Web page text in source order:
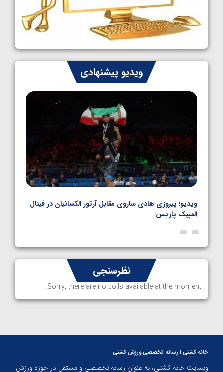
1405/05/08
کشتی فرنگی نوجوانان جهان؛ سکوی تیمی
سوم برای ایران
1405/05/07
ایران چشم به راه چهار مدال در پنج وزن دوم
کشتی فرنگی نوجوانان جهان
1405/05/06
ویدیو پیشنهادی
ویدیو؛ پیروزی هادی ساروی مقابل آرتور الکسانیان در فینال
المپیک پاریس
نظرسنجی
Sorry, there are no polls available at the moment.
خانه کشتی | رسانه تخصصی ورزش کشتی
وبسایت خانه کشتی، به عنوان رسانه تخصصی و مستقل در حوزه ورزش